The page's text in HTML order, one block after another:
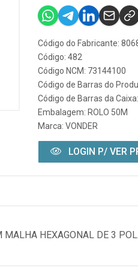
Código do Fabricante:
Código: 482
Código NCM: 73144100
Código de Barras do
Código de Barras da
Embalagem: ROLO 50M
Marca: VONDER
LOGIN P/ VER
MALHA HEXAGONAL DE 3